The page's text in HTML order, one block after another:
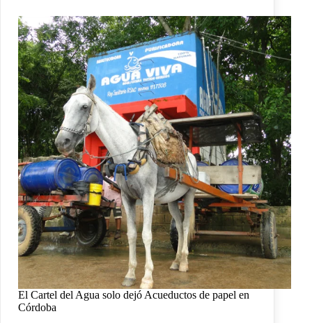
El Cartel del Agua solo dejó Acueductos de papel en
Córdoba